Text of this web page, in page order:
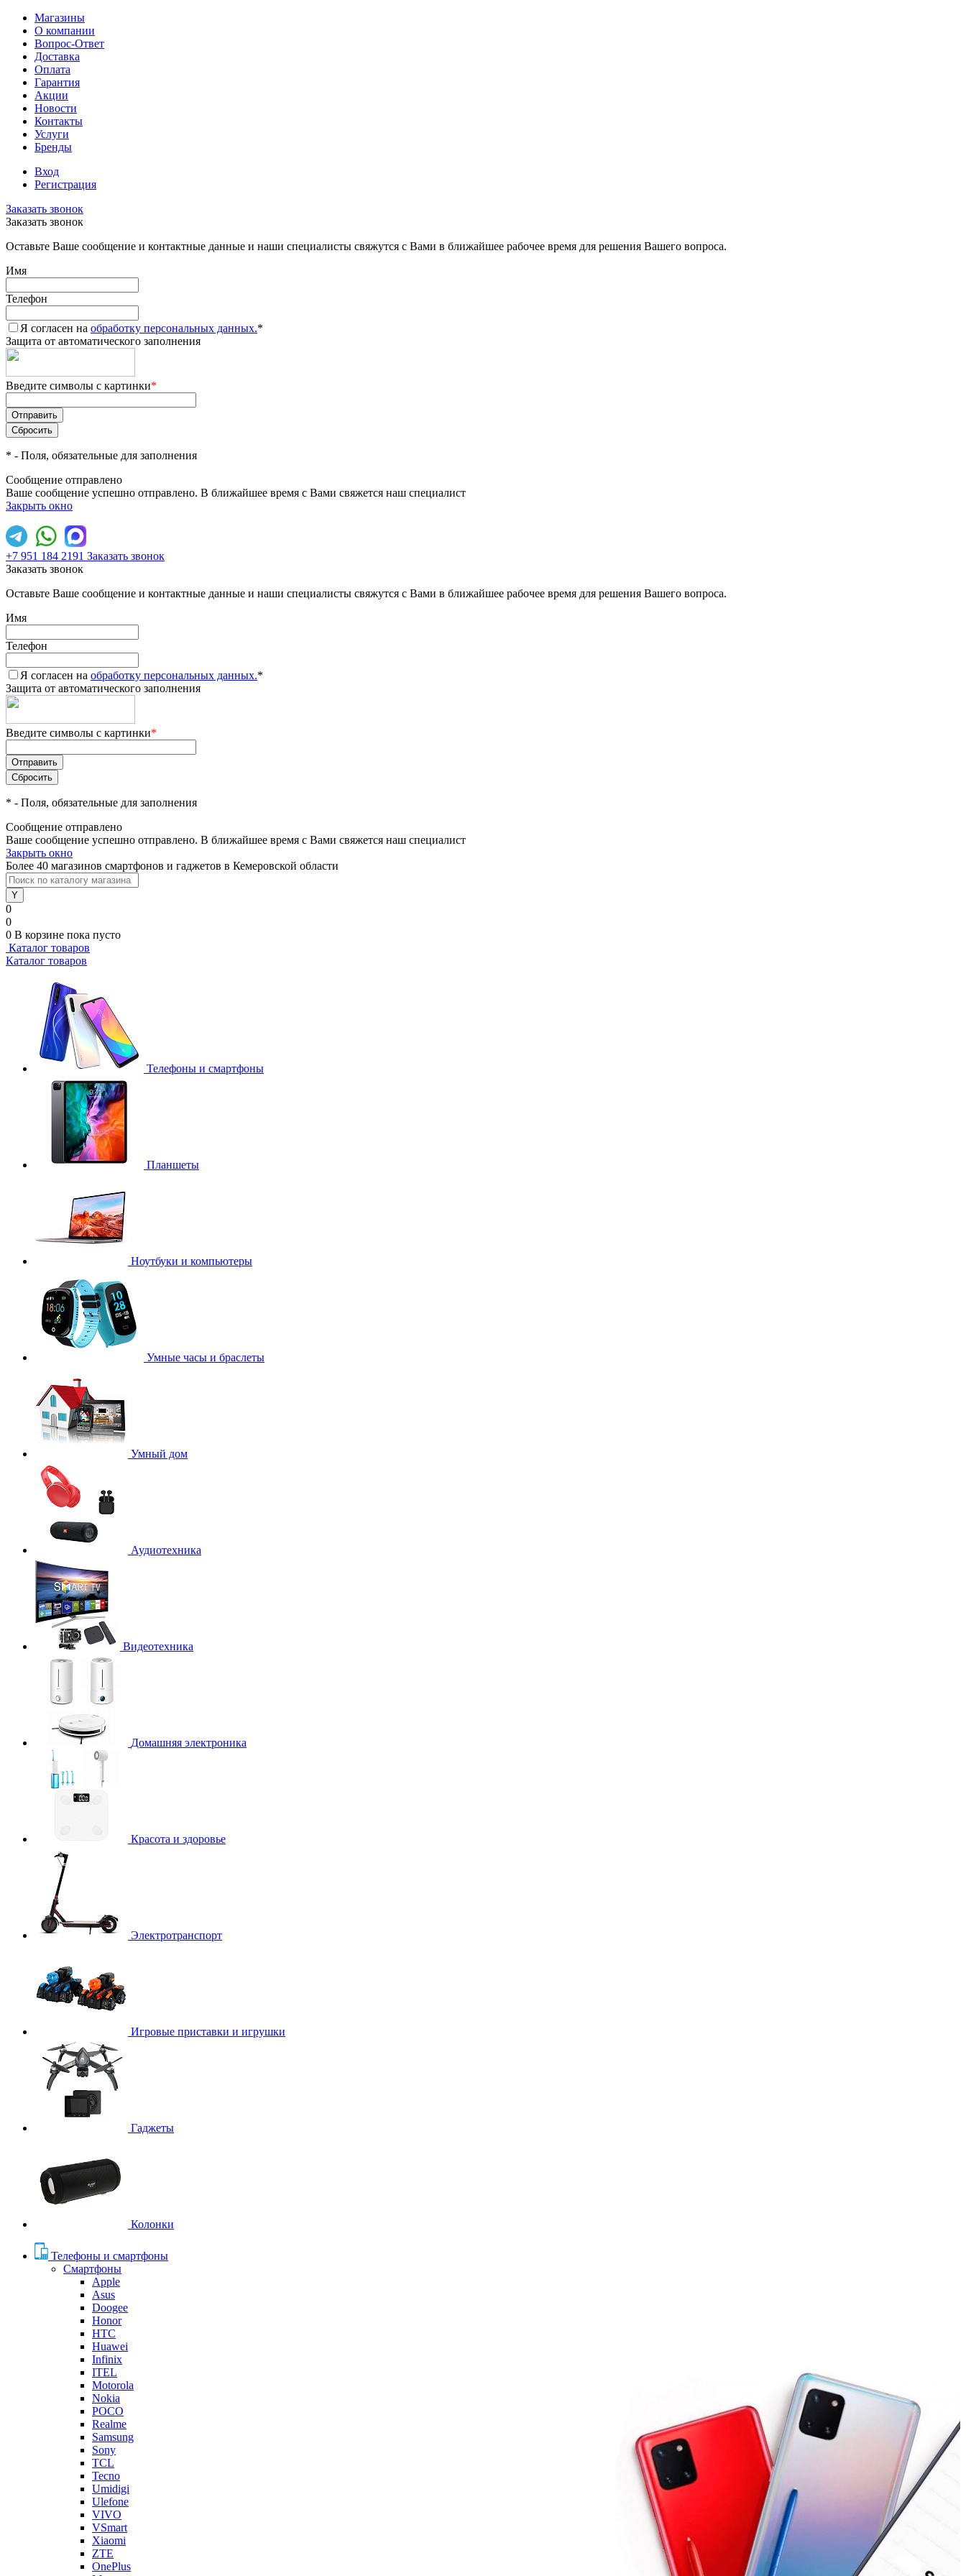
Магазины
О компании
Вопрос-Ответ
Доставка
Оплата
Гарантия
Акции
Новости
Контакты
Услуги
Бренды
Вход
Регистрация
Заказать звонок
Заказать звонок
Оставьте Ваше сообщение и контактные данные и наши специалисты свяжутся с Вами в ближайшее рабочее время для решения Вашего вопроса.
Имя
Телефон
Я согласен на обработку персональных данных.*
Защита от автоматического заполнения
Введите символы с картинки*
* - Поля, обязательные для заполнения
Сообщение отправлено
Ваше сообщение успешно отправлено. В ближайшее время с Вами свяжется наш специалист
Закрыть окно
+7 951 184 2191 Заказать звонок
Заказать звонок
Оставьте Ваше сообщение и контактные данные и наши специалисты свяжутся с Вами в ближайшее рабочее время для решения Вашего вопроса.
Имя
Телефон
Я согласен на обработку персональных данных.*
Защита от автоматического заполнения
Введите символы с картинки*
* - Поля, обязательные для заполнения
Сообщение отправлено
Ваше сообщение успешно отправлено. В ближайшее время с Вами свяжется наш специалист
Закрыть окно
Более 40 магазинов смартфонов и гаджетов в Кемеровской области
0
0
0 В корзине пока пусто
Каталог товаров
Каталог товаров
Телефоны и смартфоны
Планшеты
Ноутбуки и компьютеры
Умные часы и браслеты
Умный дом
Аудиотехника
Видеотехника
Домашняя электроника
Красота и здоровье
Электротранспорт
Игровые приставки и игрушки
Гаджеты
Колонки
Телефоны и смартфоны
Смартфоны
Apple
Asus
Doogee
Honor
HTC
Huawei
Infinix
ITEL
Motorola
Nokia
POCO
Realme
Samsung
Sony
TCL
Tecno
Umidigi
Ulefone
VIVO
VSmart
Xiaomi
ZTE
OnePlus